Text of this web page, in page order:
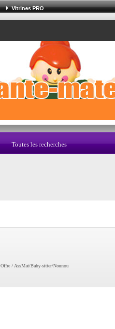
Vitrines PRO
Toutes les recherches
Offre / AssMat/Baby-sitter/Nounou